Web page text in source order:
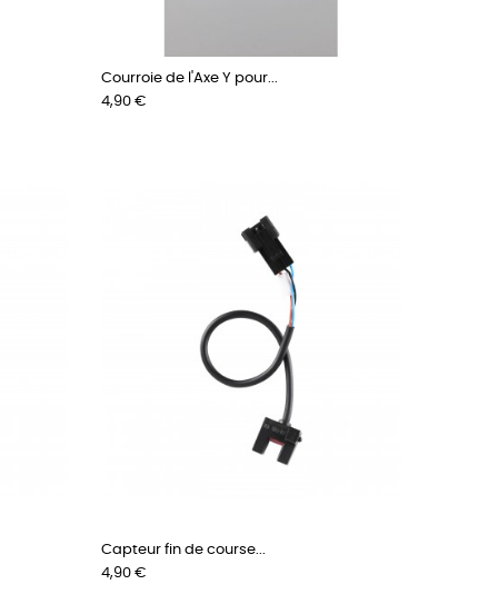
Courroie de l'Axe Y pour...
Prix
4,90 €
Capteur fin de course...
Prix
4,90 €